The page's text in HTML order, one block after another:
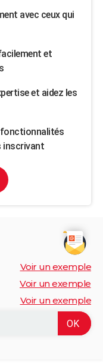
avec ceux qui
et
et aidez les
inscrivant
Voir un exemple
Voir un exemple
Voir un exemple